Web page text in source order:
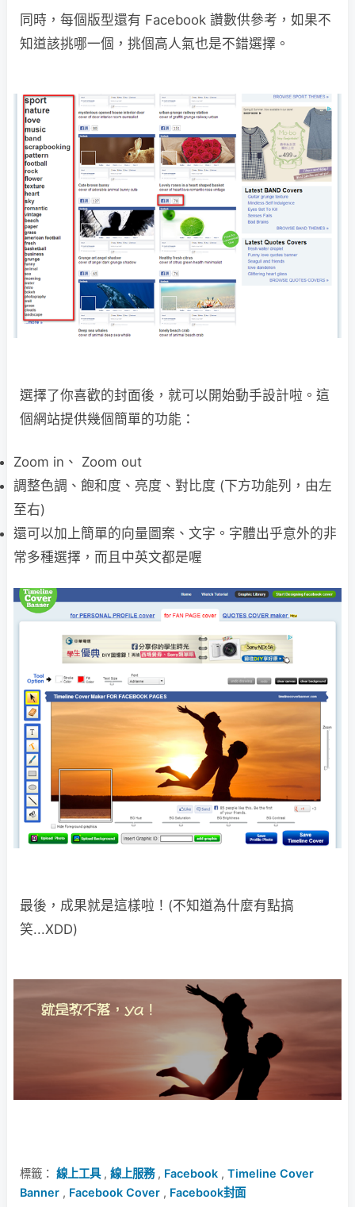
同時，每個版型還有 Facebook 讚數供參考，如果不
知道該挑哪一個，挑個高人氣也是不錯選擇。
選擇了你喜歡的封面後，就可以開始動手設計啦。這
個網站提供幾個簡單的功能：
Zoom in、 Zoom out
調整色調、飽和度、亮度、對比度 (下方功能列，由左
至右)
還可以加上簡單的向量圖案、文字。字體出乎意外的非
常多種選擇，而且中英文都是喔
最後，成果就是這樣啦！(不知道為什麼有點搞
笑...XDD)
標籤： 線上工具, 線上服務, Facebook , Timeline Cover
Banner , Facebook Cover , Facebook封面